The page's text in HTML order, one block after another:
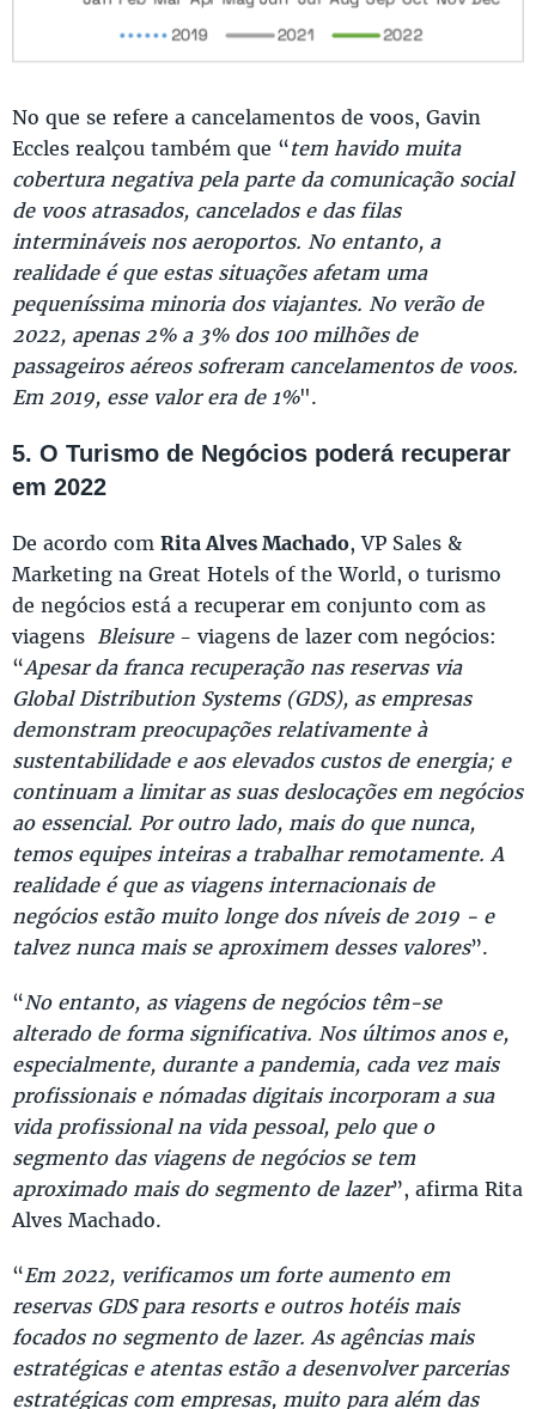
No que se refere a cancelamentos de voos, Gavin
Eccles realçou também que “tem havido muita
cobertura negativa pela parte da comunicação social
de voos atrasados, cancelados e das filas
intermináveis nos aeroportos. No entanto, a
realidade é que estas situações afetam uma
pequeníssima minoria dos viajantes. No verão de
2022, apenas 2% a 3% dos 100 milhões de
passageiros aéreos sofreram cancelamentos de voos.
Em 2019, esse valor era de 1%".
5. O Turismo de Negócios poderá recuperar
em 2022
De acordo com Rita Alves Machado, VP Sales &
Marketing na Great Hotels of the World, o turismo
de negócios está a recuperar em conjunto com as
viagens Bleisure - viagens de lazer com negócios:
“Apesar da franca recuperação nas reservas via
Global Distribution Systems (GDS), as empresas
demonstram preocupações relativamente à
sustentabilidade e aos elevados custos de energia; e
continuam a limitar as suas deslocações em negócios
ao essencial. Por outro lado, mais do que nunca,
temos equipes inteiras a trabalhar remotamente. A
realidade é que as viagens internacionais de
negócios estão muito longe dos níveis de 2019 - e
talvez nunca mais se aproximem desses valores”.
“No entanto, as viagens de negócios têm-se
alterado de forma significativa. Nos últimos anos e,
especialmente, durante a pandemia, cada vez mais
profissionais e nómadas digitais incorporam a sua
vida profissional na vida pessoal, pelo que o
segmento das viagens de negócios se tem
aproximado mais do segmento de lazer”, afirma Rita
Alves Machado.
“Em 2022, verificamos um forte aumento em
reservas GDS para resorts e outros hotéis mais
focados no segmento de lazer. As agências mais
estratégicas e atentas estão a desenvolver parcerias
estratégicas com empresas, muito para além das